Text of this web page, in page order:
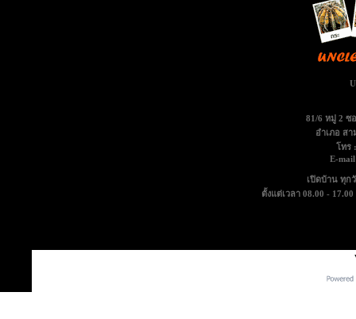
81/6 หมู่ 2 ซ
อำเภอ ส
โทร
E-
เปิดบ้าน ทุก
ตั้งแต่เวลา 08.00 -